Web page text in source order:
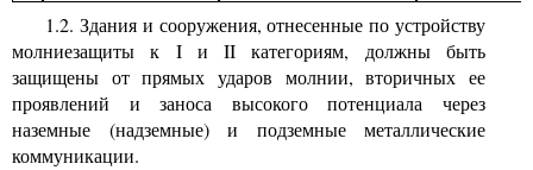
1.2. Здания и сооружения, отнесенные по устройству
молниезащиты к I и II категориям, должны быть
защищены от прямых ударов молнии, вторичных ее
проявлений и заноса высокого потенциала через
наземные (надземные) и подземные металлические
коммуникации.